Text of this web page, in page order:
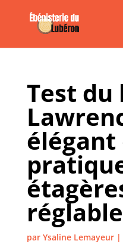
Test
élégant
par Ysaline Lemayeur|